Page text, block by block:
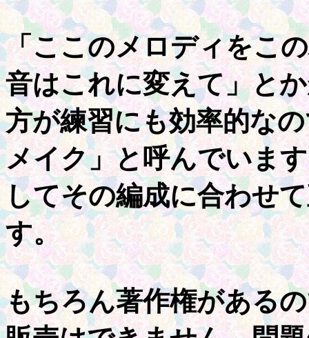
「ここのメロディをこ
音はこれに変えて」と
方が練習にも効率的な
メイク」と呼んでいま
してその編成に合わせ
す。
もちろん著作権がある